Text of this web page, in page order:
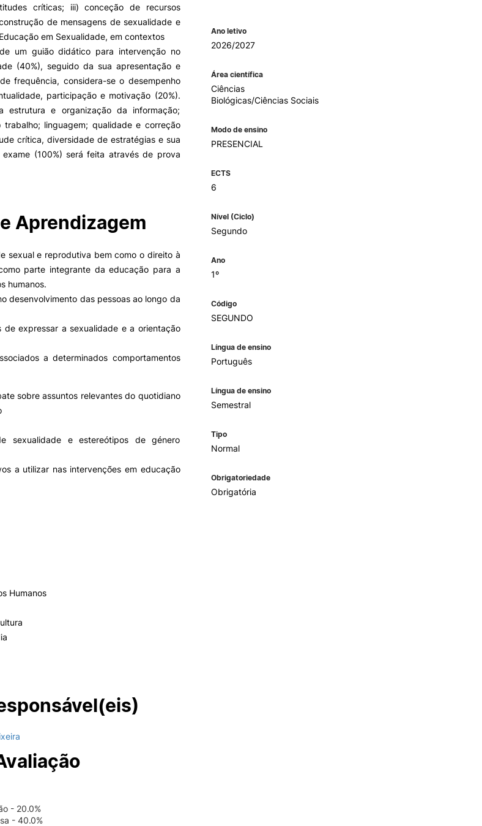
E EMPRESAS
Academia de
Instituto de Investigação
Científica
iTEC
AÇÃO SOCIAL
Apresentação SAS UPCoimbra
Gabinete de Apoio ao Estudante
– GAE
Apoios Sociais Diretos
Alojamento
Alimentação
Saúde & Bem-Estar
Jovens STEAM e
Adultos
Energética
Geral
críticas; iii) conceção de recursos
de mensagens de sexualidade e
em Sexualidade, em contextos
um guião didático para intervenção no
(40%), seguido da sua apresentação e
frequência, considera-se o desempenho
participação e motivação (20%).
estrutura e organização da informação;
linguagem; qualidade e correção
crítica, diversidade de estratégias e sua
(100%) será feita através de prova
Aprendizagem
sexual e reprodutiva bem como o direito à
parte integrante da educação para a
humanos.
desenvolvimento das pessoas ao longo da
de expressar a sexualidade e a orientação
a determinados comportamentos
sobre assuntos relevantes do quotidiano
sexualidade e estereótipos de género
a utilizar nas intervenções em educação
Humanos
- 20.0%
- 40.0%
Ano letivo
2026/2027
Área científica
Ciências
Biológicas/Ciências Sociais
Modo de ensino
PRESENCIAL
ECTS
6
Nível (Ciclo)
Segundo
Ano
1º
Código
SEGUNDO
Língua de ensino
Português
Língua de ensino
Semestral
Tipo
Normal
Obrigatoriedade
Obrigatória